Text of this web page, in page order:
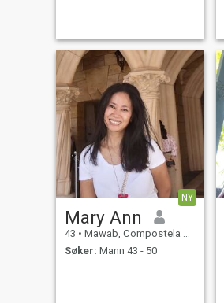
NY
Mary Ann
43 • Mawab, Compostela Valley, Filippinene
Søker: Mann 43 - 50